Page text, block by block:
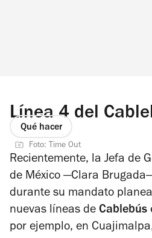
Línea 4 del
Qué hacer
Foto: Time Out
Recientemente, la Jefa de
de México —Clara
durante su mandato
nuevas líneas de Cablebús
por ejemplo, en